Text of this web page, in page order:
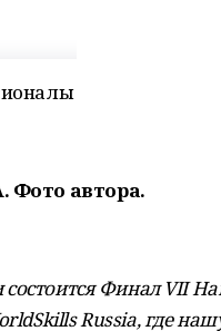
автора.
состоится Финал VII
Russia, где